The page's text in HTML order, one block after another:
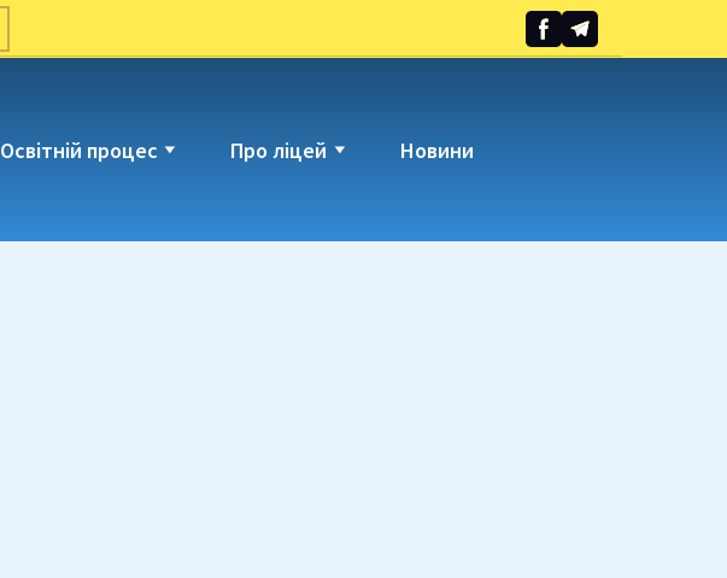
Освітній процес Про ліцей Новини